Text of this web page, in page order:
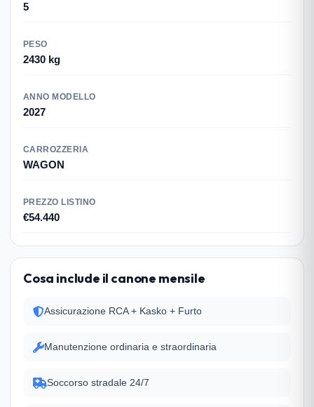
5
PESO
2430 kg
ANNO MODELLO
2027
CARROZZERIA
WAGON
PREZZO LISTINO
€54.440
Cosa include il canone mensile
Assicurazione RCA + Kasko + Furto
Manutenzione ordinaria e straordinaria
Soccorso stradale 24/7